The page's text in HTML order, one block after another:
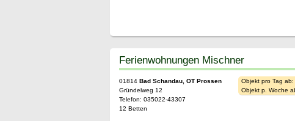
Ferienwohnungen Mischner
01814 Bad Schandau, OT Prossen
Gründelweg 12
Telefon: 035022-43307
12 Betten
Objekt pro Tag ab:
Objekt p. Woche